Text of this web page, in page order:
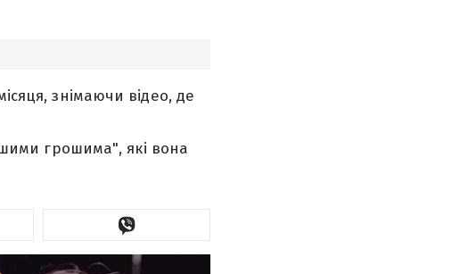
знімаючи відео, де
грошима", які вона